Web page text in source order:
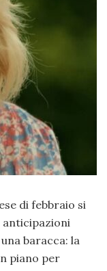
di febbraio si
anticipazioni
baracca: la
piano per